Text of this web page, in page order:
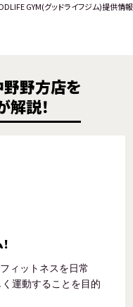
GYM(グッドライフジム)提供情報
野方店を
説！
ィットネスを日常
運動することを目的